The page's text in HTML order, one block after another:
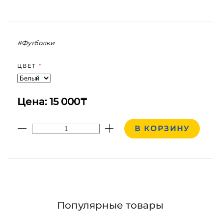
#Футболки
ЦВЕТ *
Цена: 15 000₸
В КОРЗИНУ
Популярные товары